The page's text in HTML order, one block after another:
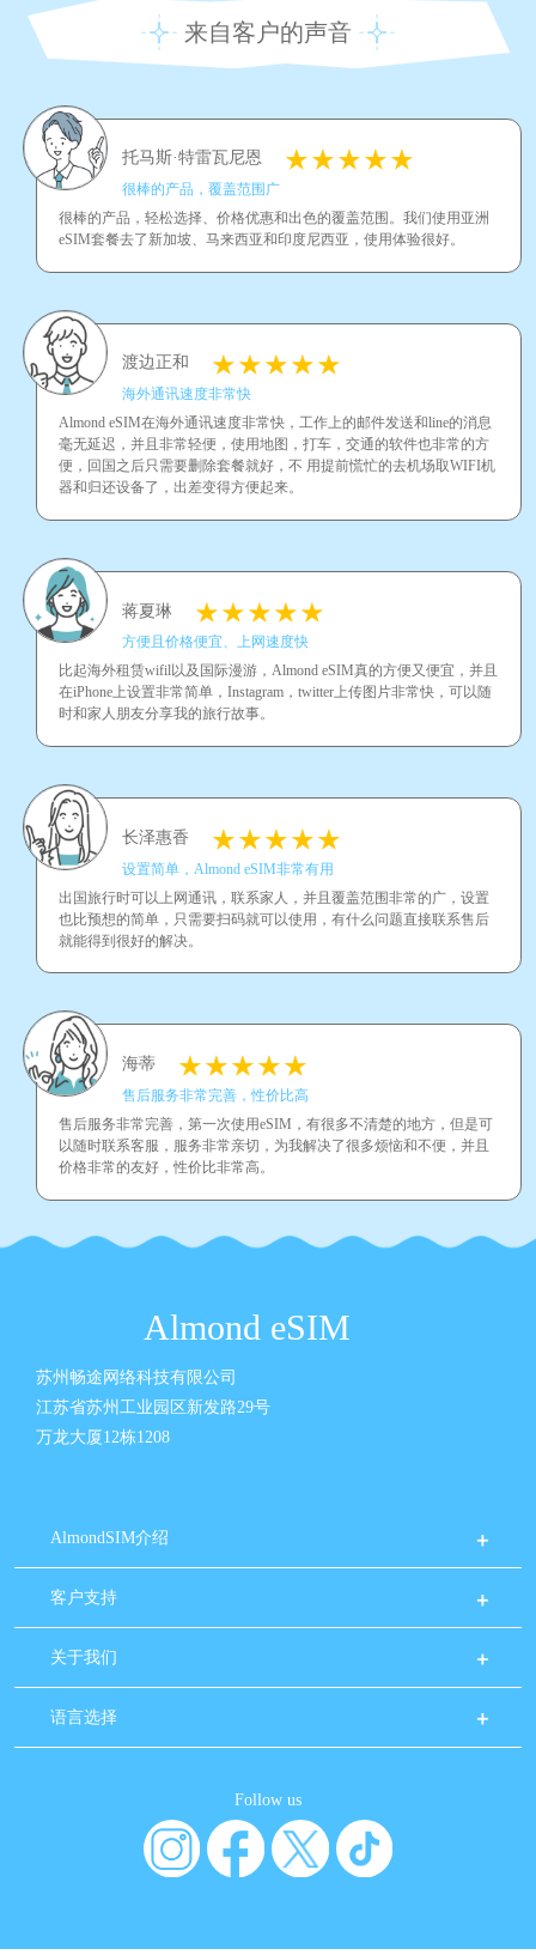
来自客户的声音
托马斯·特雷瓦尼恩
很棒的产品，覆盖范围广
很棒的产品，轻松选择、价格优惠和出色的覆盖范围。我们使用亚洲
eSIM套餐去了新加坡、马来西亚和印度尼西亚，使用体验很好。
渡边正和
海外通讯速度非常快
Almond eSIM在海外通讯速度非常快，工作上的邮件发送和line的消息
毫无延迟，并且非常轻便，使用地图，打车，交通的软件也非常的方
便，回国之后只需要删除套餐就好，不 用提前慌忙的去机场取WIFI机
器和归还设备了，出差变得方便起来。
蒋夏琳
方便且价格便宜、上网速度快
比起海外租赁wifil以及国际漫游，Almond eSIM真的方便又便宜，并且
在iPhone上设置非常简单，Instagram，twitter上传图片非常快，可以随
时和家人朋友分享我的旅行故事。
长泽惠香
设置简单，Almond eSIM非常有用
出国旅行时可以上网通讯，联系家人，并且覆盖范围非常的广，设置
也比预想的简单，只需要扫码就可以使用，有什么问题直接联系售后
就能得到很好的解决。
海蒂
售后服务非常完善，性价比高
售后服务非常完善，第一次使用eSIM，有很多不清楚的地方，但是可
以随时联系客服，服务非常亲切，为我解决了很多烦恼和不便，并且
价格非常的友好，性价比非常高。
Almond eSIM
苏州畅途网络科技有限公司
江苏省苏州工业园区新发路29号
万龙大厦12栋1208
AlmondSIM介绍
客户支持
关于我们
语言选择
Follow us